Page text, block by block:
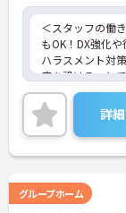
＜スタッフの働
もOK！DX強化
ハラスメント対
度を設けること
くりに取り組ま
＜ライフスタイ
シフト常勤、日
な働き方が設定
＜チームで連携
野は互いで補い
連携を取りなが
詳
グループホーム